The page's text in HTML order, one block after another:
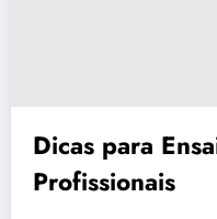
Dicas para
Profissionais